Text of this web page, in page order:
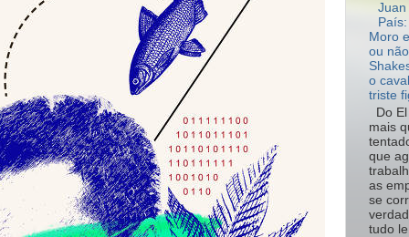
Juan
Moro
ou
o
triste
Do
mais
que
as
se
tudo